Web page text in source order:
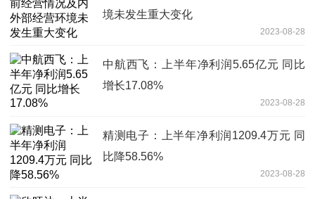
境未发生重大变化
2023-08-28
中航西飞：上半年净利润5.65亿元 同比
增长17.08%
2023-08-28
精测电子：上半年净利润1209.4万元 同
比降58.56%
2023-08-28